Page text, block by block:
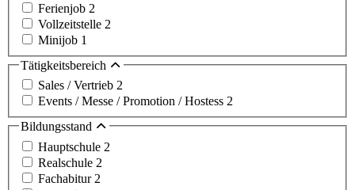
Ferienjob 2
Vollzeitstelle 2
Minijob 1
Tätigkeitsbereich
Sales / Vertrieb 2
Events / Messe / Promotion / Hostess 2
Bildungsstand
Hauptschule 2
Realschule 2
Fachabitur 2